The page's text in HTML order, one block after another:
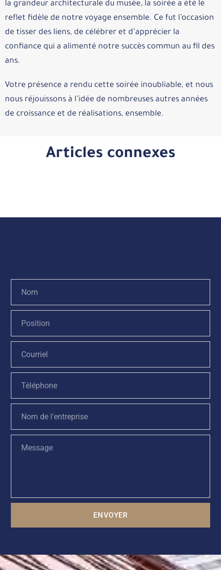
la grandeur architecturale du musée, la soirée a été le
reflet fidèle de notre voyage ensemble. Ce fut l’occasion
de tisser des liens, de célébrer et d’apprécier la
confiance qui a alimenté notre succès commun au fil des
ans.
Votre présence a rendu cette soirée inoubliable, et nous
nous réjouissons à l’idée de nombreuses autres années
de croissance et de réalisations, ensemble.
Articles connexes
ENVOYER